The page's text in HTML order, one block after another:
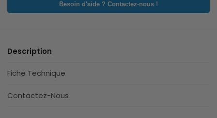
Besoin d'aide ? Contactez-nous !
Description
Fiche Technique
Contactez-Nous